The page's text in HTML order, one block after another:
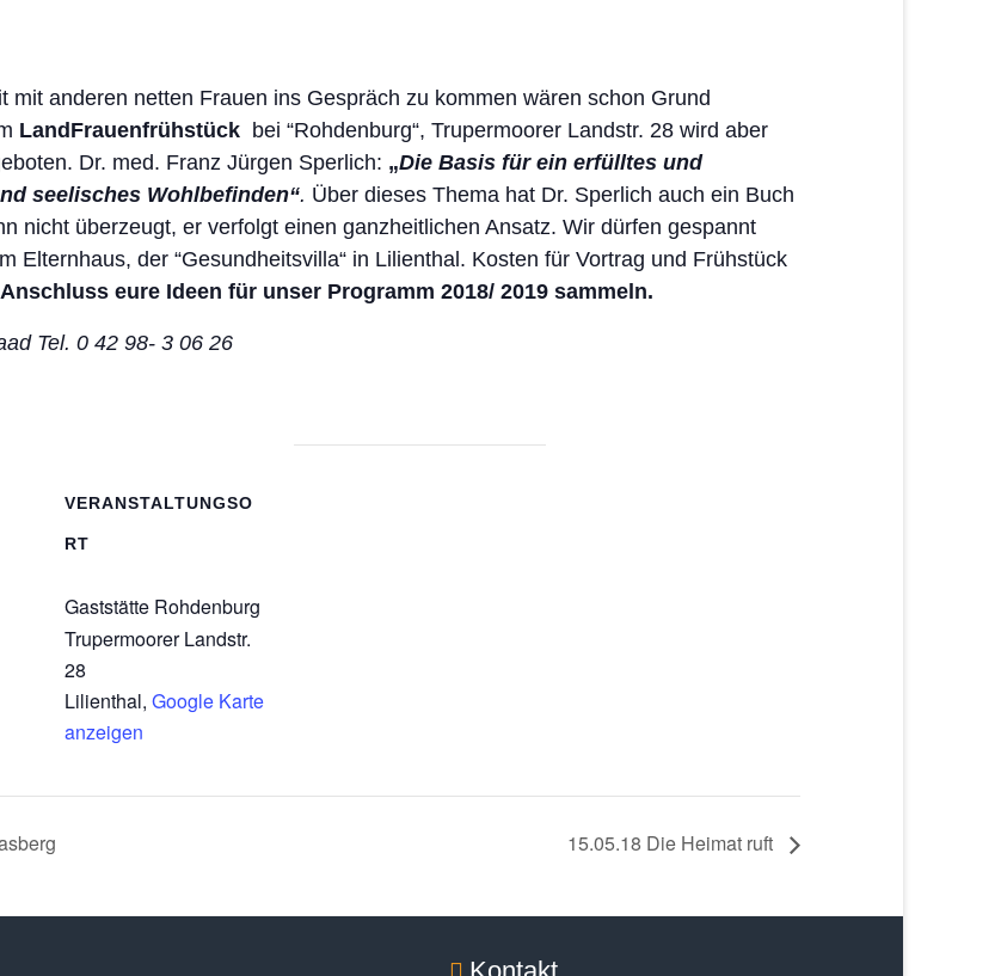
mit anderen netten Frauen ins Gespräch zu kommen wären schon Grund
LandFrauenfrühstück bei “Rohdenburg“, Trupermoorer Landstr. 28 wird aber
Dr. med. Franz Jürgen Sperlich: „Die Basis für ein erfülltes und
seelisches Wohlbefinden“. Über dieses Thema hat Dr. Sperlich auch ein Buch
nicht überzeugt, er verfolgt einen ganzheitlichen Ansatz. Wir dürfen gespannt
Elternhaus, der “Gesundheitsvilla“ in Lilienthal. Kosten für Vortrag und Frühstück
eure Ideen für unser Programm 2018/ 2019 sammeln.
Tel. 0 42 98- 3 06 26
VERANSTALTUNGSO
RT
Gaststätte Rohdenburg
Trupermoorer Landstr.
28
Lilienthal, Google Karte
anzeigen
15.05.18 Die Heimat ruft